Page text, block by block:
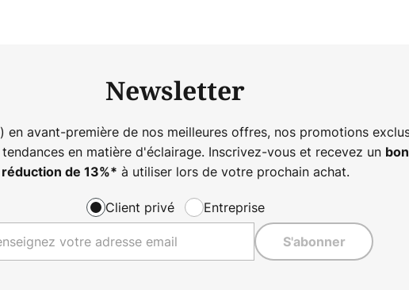
Newsletter
en avant-première de nos meilleures offres, nos promotions
en matière d'éclairage. Inscrivez-vous et recevez un
réduction de 13%* à utiliser lors de votre prochain achat.
Client privé Entreprise
S'abonner